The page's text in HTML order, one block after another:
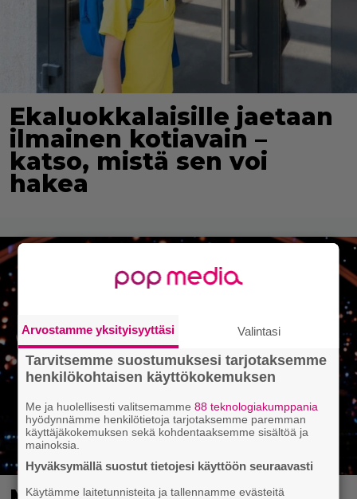
Ekaluokkalaisille jaetaan
ilmainen kotiavain –
katso, mistä sen voi
hakea
Arvostamme yksityisyyttäsi Valintasi
Tarvitsemme suostumuksesi tarjotaksemme
henkilökohtaisen käyttökokemuksen
Me ja huolellisesti valitsemamme88 teknologiakumppania
hyödynnämme henkilötietoja tarjotaksemme paremman
käyttäjäkokemuksen sekä kohdentaaksemme sisältöä ja
mainoksia.
Hyväksymällä suostut tietojesi käyttöön seuraavasti
Käytämme laitetunnisteita ja tallennamme evästeitä